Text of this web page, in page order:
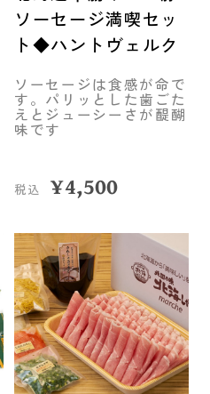
ソーセージ満喫セッ
ト◆ハントヴェルク
ソーセージは食感が命で
す。パリッとした歯ごた
えとジューシーさが醍醐
味です
税込 ¥4,500